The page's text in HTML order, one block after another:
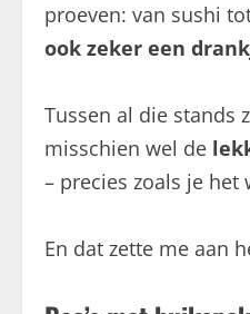
proeven: van sushi
ook zeker een
Tussen al die stands
misschien wel de
– precies zoals je
En dat zette me aan